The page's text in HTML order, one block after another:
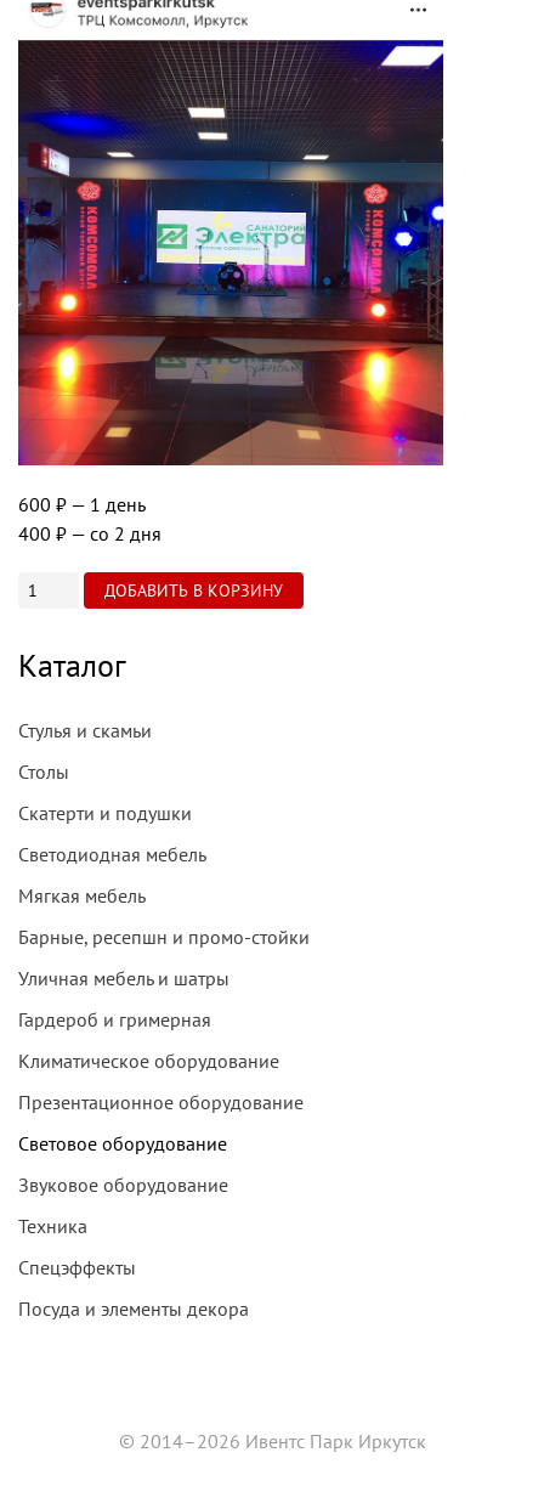
600 ₽ — 1 день
400 ₽ — со 2 дня
Каталог
Стулья и скамьи
Столы
Скатерти и подушки
Светодиодная мебель
Мягкая мебель
Барные, ресепшн и промо-стойки
Уличная мебель и шатры
Гардероб и гримерная
Климатическое оборудование
Презентационное оборудование
Световое оборудование
Звуковое оборудование
Техника
Спецэффекты
Посуда и элементы декора
© 2014–2026 Ивентс Парк Иркутск